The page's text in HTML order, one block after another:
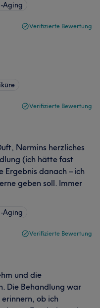
Aging
Verifizierte Bewertung
Verifizierte Bewertung
Nermins herzliches
(ich hätte fast
Ergebnis danach – ich
geben soll. Immer
Aging
Verifizierte Bewertung
und die
Die Behandlung war
ob ich